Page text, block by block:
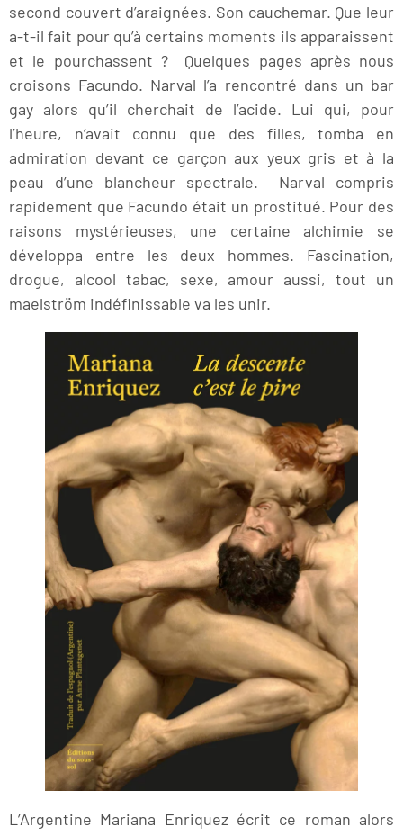
second couvert d’araignées. Son cauchemar. Que leur
a-t-il fait pour qu’à certains moments ils apparaissent
et le pourchassent ? Quelques pages après nous
croisons Facundo. Narval l’a rencontré dans un bar
gay alors qu’il cherchait de l’acide. Lui qui, pour
l’heure, n’avait connu que des filles, tomba en
admiration devant ce garçon aux yeux gris et à la
peau d’une blancheur spectrale. Narval compris
rapidement que Facundo était un prostitué. Pour des
raisons mystérieuses, une certaine alchimie se
développa entre les deux hommes. Fascination,
drogue, alcool tabac, sexe, amour aussi, tout un
maelström indéfinissable va les unir.
L’Argentine Mariana Enriquez écrit ce roman alors